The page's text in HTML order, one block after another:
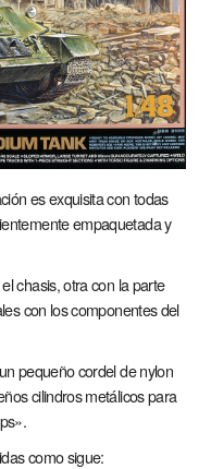
es exquisita con todas
empaquetada y
chasis, otra con la parte
con los componentes del
pequeño cordel de nylon
cilindros metálicos para
como sigue: